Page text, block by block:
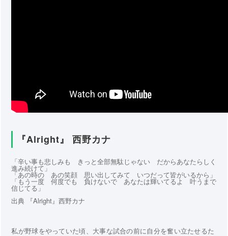
『Alright』 西野カナ
「辛い事も悲しみも きっと全部無駄じゃない だからあなたらしく
進み続けて」
「あの時の あの笑顔 思い出してみて いつだって皆がいるから」
「もう一度 何度でも 負けないで あなたは輝いてるよ 叶うまで
信じてる」
出典 『Alright』西野カナ
私が野球をやっていた頃、大事な試合の前に自分を奮い立たせるた